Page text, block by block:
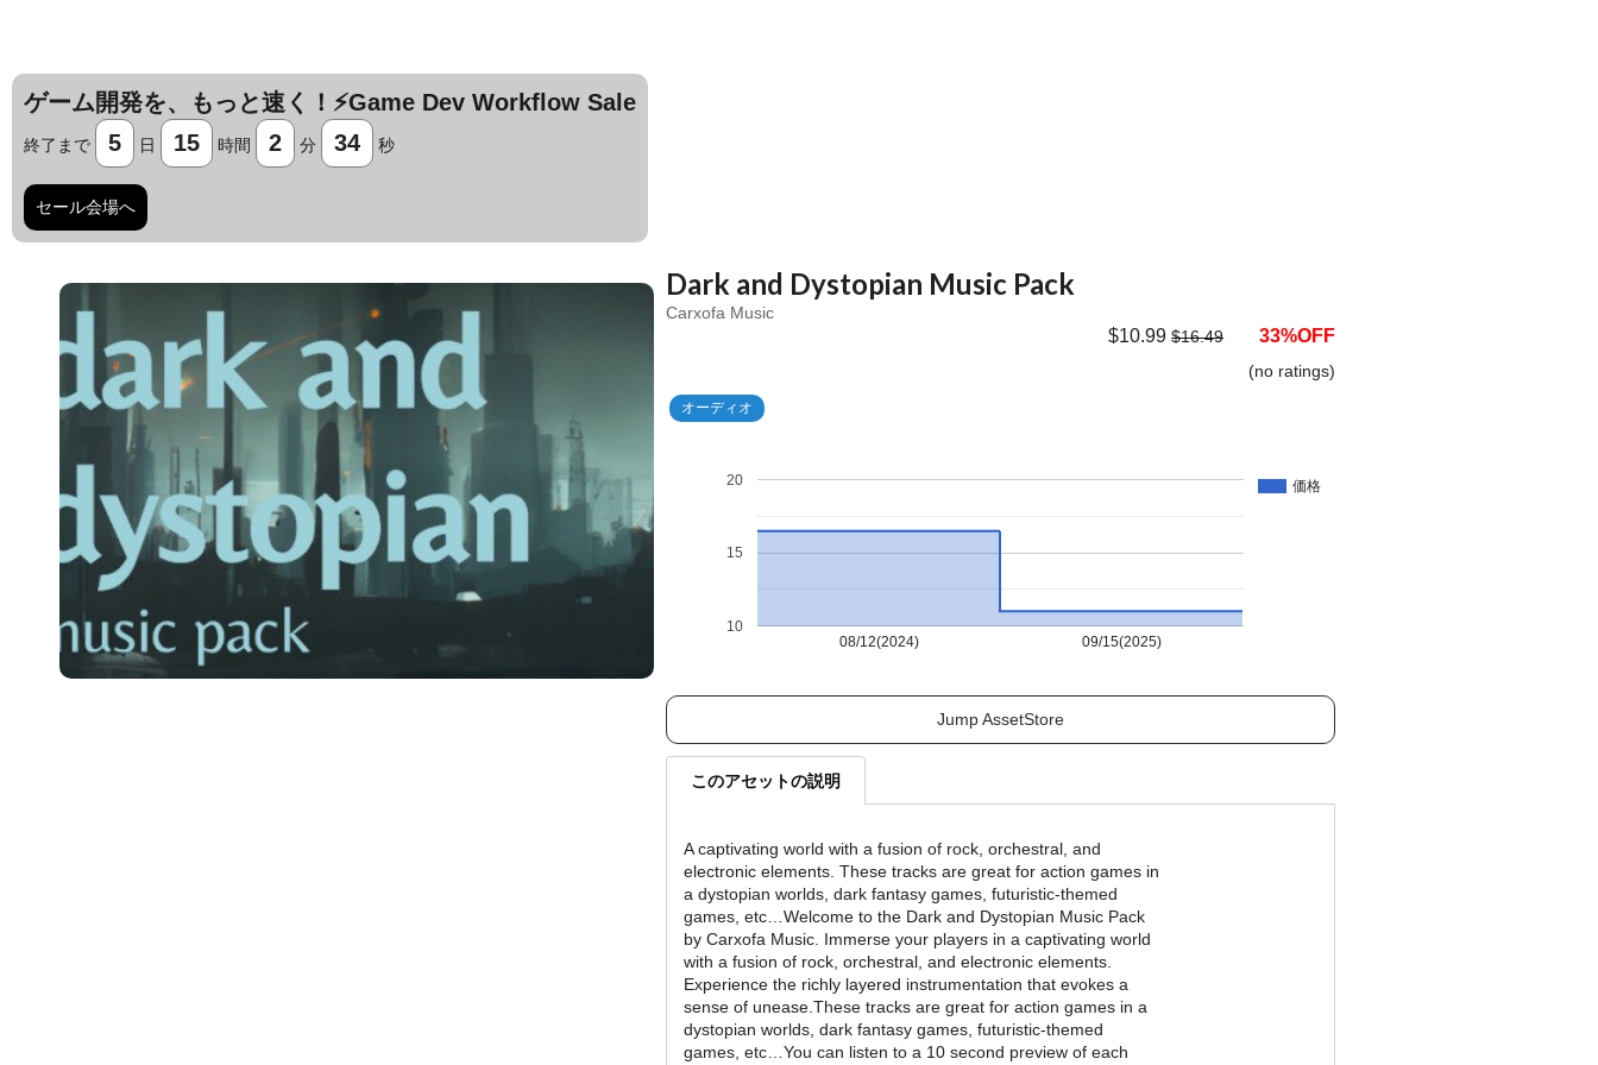
ゲーム開発を、もっと速く！⚡️Game Dev Workflow Sale
終了まで 5 日 15 時間 2 分 33 秒
セール会場へ
Dark and Dystopian Music Pack
Carxofa Music
$10.99$16.49 33%OFF
(no ratings)
オーディオ
価格
08/12(2024) 09/15(2025)
10
15
20
Jump AssetStore
このアセットの説明
A captivating world with a fusion of rock, orchestral, and
electronic elements. These tracks are great for action games in
a dystopian worlds, dark fantasy games, futuristic-themed
games, etc…Welcome to the Dark and Dystopian Music Pack
by Carxofa Music. Immerse your players in a captivating world
with a fusion of rock, orchestral, and electronic elements.
Experience the richly layered instrumentation that evokes a
sense of unease.These tracks are great for action games in a
dystopian worlds, dark fantasy games, futuristic-themed
games, etc…You can listen to a 10 second preview of each